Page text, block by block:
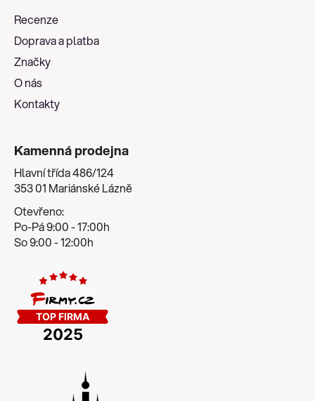
Recenze
Doprava a platba
Značky
O nás
Kontakty
Kamenná prodejna
Hlavní třída 486/124
353 01 Mariánské Lázně
Otevřeno:
Po-Pá 9:00 - 17:00h
So 9:00 - 12:00h